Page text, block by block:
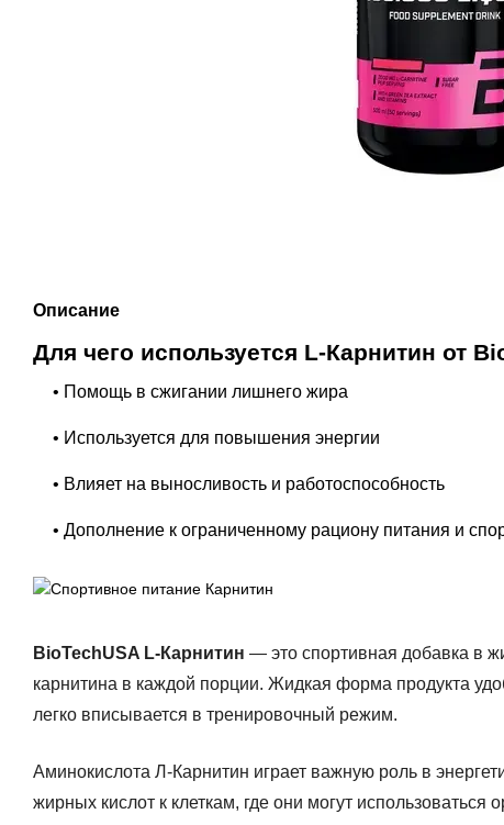
Описание
Для чего используется L-Карнитин от
• Помощь в сжигании лишнего жира
• Используется для повышения энергии
• Влияет на выносливость и работоспособность
• Дополнение к ограниченному рациону питания и
BioTechUSA L-Карнитин — это спортивная добавка в
карнитина в каждой порции. Жидкая форма продукта
легко вписывается в тренировочный режим.
Аминокислота Л-Карнитин играет важную роль в
жирных кислот к клеткам, где они могут использоваться